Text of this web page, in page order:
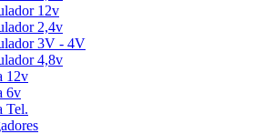
12v
2,4v
3V - 4V
4,8v
12v
6v
Tel.